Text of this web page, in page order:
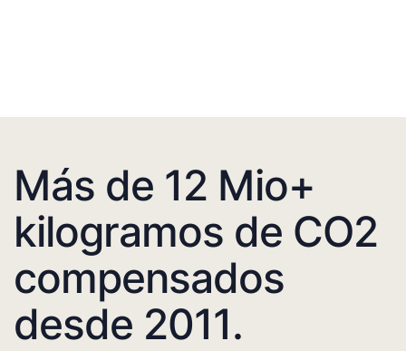
Más de 12 Mio+
kilogramos de CO2
compensados
desde 2011.